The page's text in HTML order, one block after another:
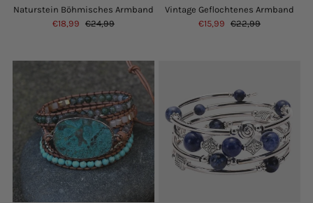
Naturstein Böhmisches Armband
€18,99 €24,99
Vintage Geflochtenes Armband
€15,99
€22,99